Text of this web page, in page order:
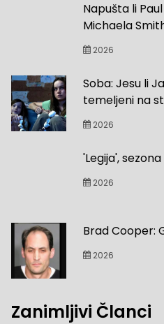
Napušta li
Michaela
2026
Soba: Jesu li
temeljeni na
2026
'Legija',
2026
Brad Cooper:
2026
Zanimljivi Članci